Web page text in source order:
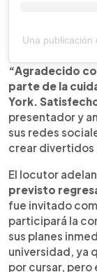
Una publicación
“Agradecido
parte de la
York.
presentador y
sus redes
crear divertidos
El locutor
previsto
fue invitado
participará la
sus planes
universidad, ya
por cursar, pero